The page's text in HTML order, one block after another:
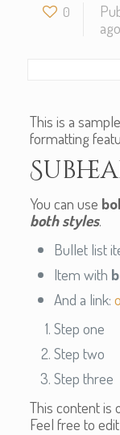
0
This is a
formatting
You can use
both styles.
Bullet list
Item with
And a link:
Step one
Step two
Step three
This content is
Feel free to